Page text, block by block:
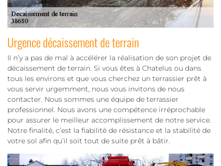
Urgence décaissement de terrain
Il n’y a pas de mal à accélérer la réalisation de son projet de
décaissement de terrain. Si vous êtes à Chatelus ou dans
tous les environs et que vous cherchez un terrassier prêt à
vous servir urgemment, nous vous invitons de nous
contacter. Nous sommes une équipe de terrassier
professionnel. Nous avons une compétence irréprochable
pour assurer le meilleur accomplissement de notre service.
Notre finalité, c’est la fiabilité de résistance et la stabilité de
votre sol afin qu’il soit tout de suite prêt à bâtir.